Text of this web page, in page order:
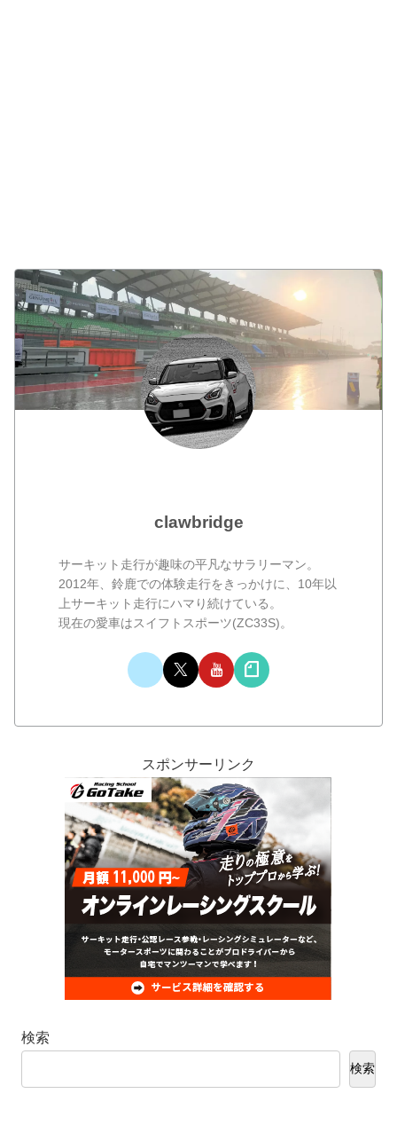
clawbridge
サーキット走行が趣味の平凡なサラリーマン。
2012年、鈴鹿での体験走行をきっかけに、10年以
上サーキット走行にハマり続けている。
現在の愛車はスイフトスポーツ(ZC33S)。
スポンサーリンク
検索
検索